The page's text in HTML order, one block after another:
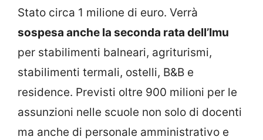
Stato circa 1 milione di euro. Verrà
sospesa anche la seconda rata dell’Imu
per stabilimenti balneari, agriturismi,
stabilimenti termali, ostelli, B&B e
residence. Previsti oltre 900 milioni per le
assunzioni nelle scuole non solo di docenti
ma anche di personale amministrativo e